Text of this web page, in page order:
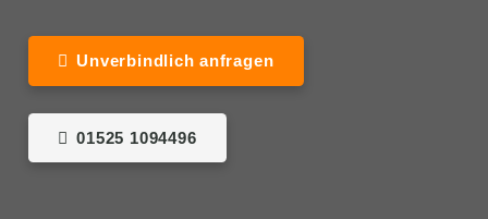
Unverbindlich anfragen
01525 1094496